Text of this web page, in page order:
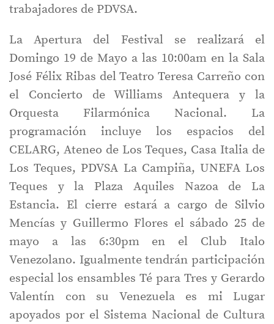
trabajadores de PDVSA.
La Apertura del Festival se realizará el
Domingo 19 de Mayo a las 10:00am en la Sala
José Félix Ribas del Teatro Teresa Carreño con
el Concierto de Williams Antequera y la
Orquesta Filarmónica Nacional. La
programación incluye los espacios del
CELARG, Ateneo de Los Teques, Casa Italia de
Los Teques, PDVSA La Campiña, UNEFA Los
Teques y la Plaza Aquiles Nazoa de La
Estancia. El cierre estará a cargo de Silvio
Mencías y Guillermo Flores el sábado 25 de
mayo a las 6:30pm en el Club Italo
Venezolano. Igualmente tendrán participación
especial los ensambles Té para Tres y Gerardo
Valentín con su Venezuela es mi Lugar
apoyados por el Sistema Nacional de Cultura